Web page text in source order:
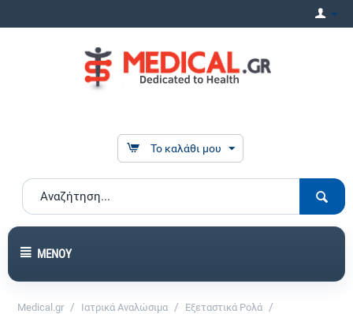
Το καλάθι μου
ΜΕΝΟΎ
Medical.gr / Ιατρικά Αναλώσιμα / Εξεταστικά Ρολά /